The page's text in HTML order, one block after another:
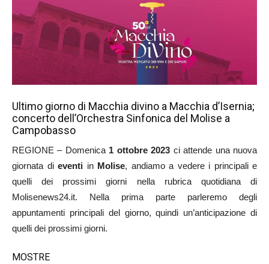
Ultimo giorno di Macchia divino a Macchia d’Isernia;
concerto dell’Orchestra Sinfonica del Molise a
Campobasso
REGIONE – Domenica 1 ottobre 2023 ci attende una nuova
giornata di eventi in Molise, andiamo a vedere i principali e
quelli dei prossimi giorni nella rubrica quotidiana di
Molisenews24.it. Nella prima parte parleremo degli
appuntamenti principali del giorno, quindi un’anticipazione di
quelli dei prossimi giorni.
MOSTRE